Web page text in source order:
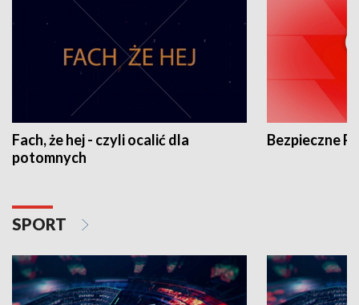
Fach, że hej - czyli ocalić dla
potomnych
Bezpieczne
SPORT